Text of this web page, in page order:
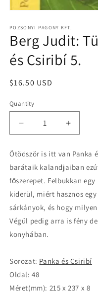
1
in
modal
POZSONYI PAGONY KFT.
Berg Judit:
és Csiribí 5.
Regular
$16.50 USD
Quantity
Quantity
Decrease
quantity
Berg
Judit:
Tündérzene
Panka
és
Csiribí
5.
Increase
quantity
Berg
Judit:
Panka
és
Csiribí
Ötödször is itt van Panka
barátaik kalandjaiban
főszerepet. Felbukkan
kiderül, miért hasznos
sárkányok, és hogy
Végül pedig arra is fény
konyhában.
Sorozat: Panka és Csiribí
Oldal: 48
Méret(mm): 215 x 237 x 8